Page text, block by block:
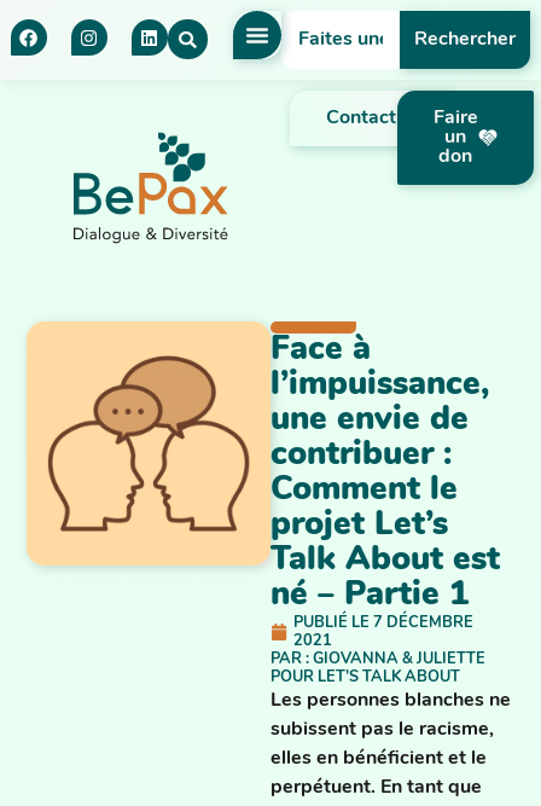
Contact
Faire
un
don
Rechercher
Face à
l’impuissance,
une envie de
contribuer :
Comment le
projet Let’s
Talk About est
né – Partie 1
PUBLIÉ LE 7 DÉCEMBRE
2021
PAR : GIOVANNA & JULIETTE
POUR LET’S TALK ABOUT
Les personnes blanches ne
subissent pas le racisme,
elles en bénéficient et le
perpétuent. En tant que